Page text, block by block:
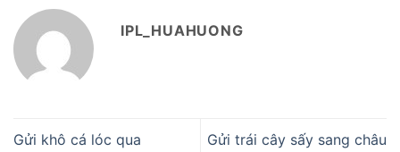
IPL_HUAHUONG
Gửi khô cá lóc qua
Gửi trái cây sấy sang châu